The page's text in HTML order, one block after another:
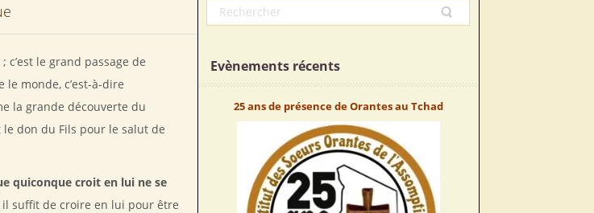
; c’est le grand passage de
monde, c’est-à-dire
la grande découverte du
le don du Fils pour le salut de
quiconque croit en lui ne se
il suffit de croire en lui pour être
Evènements récents
25 ans de présence de Orantes au Tchad